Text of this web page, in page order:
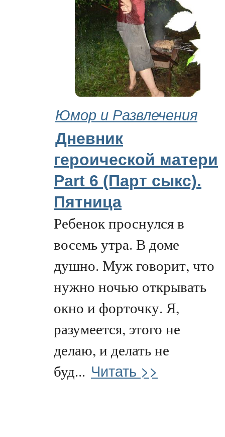
Юмор и Развлечения
Дневник
героической матери
Part 6 (Парт cыкс).
Пятница
Ребенок проснулся в
восемь утра. В доме
душно. Муж говорит, что
нужно ночью открывать
окно и форточку. Я,
разумеется, этого не
делаю, и делать не
буд... Читать >>